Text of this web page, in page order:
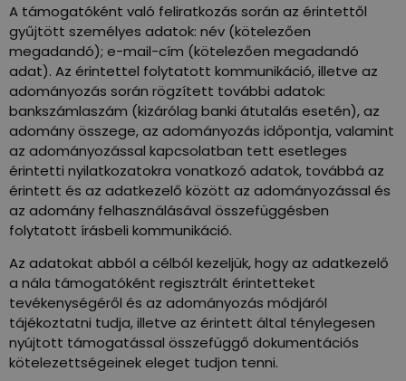
A támogatóként való feliratkozás során az érintettől
gyűjtött személyes adatok: név (kötelezően
megadandó); e-mail-cím (kötelezően megadandó
adat). Az érintettel folytatott kommunikáció, illetve az
adományozás során rögzített további adatok:
bankszámlaszám (kizárólag banki átutalás esetén), az
adomány összege, az adományozás időpontja, valamint
az adományozással kapcsolatban tett esetleges
érintetti nyilatkozatokra vonatkozó adatok, továbbá az
érintett és az adatkezelő között az adományozással és
az adomány felhasználásával összefüggésben
folytatott írásbeli kommunikáció.
Az adatokat abból a célból kezeljük, hogy az adatkezelő
a nála támogatóként regisztrált érintetteket
tevékenységéről és az adományozás módjáról
tájékoztatni tudja, illetve az érintett által ténylegesen
nyújtott támogatással összefüggő dokumentációs
kötelezettségeinek eleget tudjon tenni.